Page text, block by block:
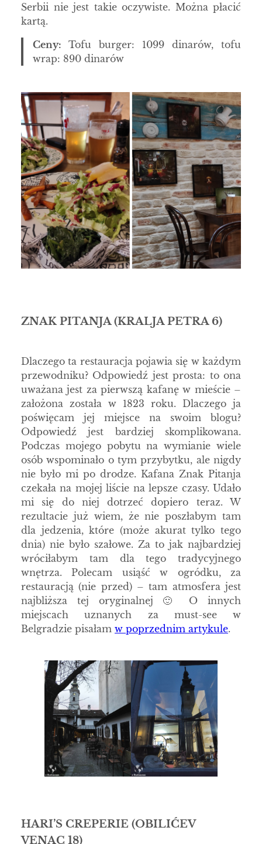
Serbii nie jest takie oczywiste. Można płacić
kartą.
Ceny: Tofu burger: 1099 dinarów, tofu
wrap: 890 dinarów
ZNAK PITANJA(KRALJA PETRA 6)
Dlaczego ta restauracja pojawia się w każdym
przewodniku? Odpowiedź jest prosta: to ona
uważana jest za pierwszą kafanę w mieście –
założona została w 1823 roku. Dlaczego ja
poświęcam jej miejsce na swoim blogu?
Odpowiedź jest bardziej skomplikowana.
Podczas mojego pobytu na wymianie wiele
osób wspominało o tym przybytku, ale nigdy
nie było mi po drodze. Kafana Znak Pitanja
czekała na mojej liście na lepsze czasy. Udało
mi się do niej dotrzeć dopiero teraz. W
rezultacie już wiem, że nie poszłabym tam
dla jedzenia, które (może akurat tylko tego
dnia) nie było szałowe. Za to jak najbardziej
wróciłabym tam dla tego tradycyjnego
wnętrza. Polecam usiąść w ogródku, za
restauracją (nie przed) – tam atmosfera jest
najbliższa tej oryginalnej 🙂 O innych
miejscach uznanych za must-see w
Belgradzie pisałam w poprzednim artykule.
HARI’S CREPERIE (OBILIĆEV
VENAC 18)